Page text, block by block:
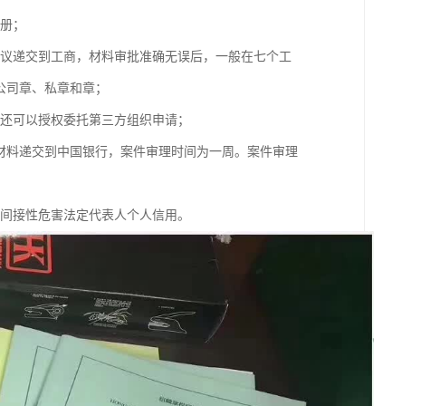
；
递交到工商，材料审批准确无误后，一般在七个工
章、私章和章；
可以授权委托第三方组织申请；
递交到中国银行，案件审理时间为一周。案件审理
接性危害法定代表人个人信用。